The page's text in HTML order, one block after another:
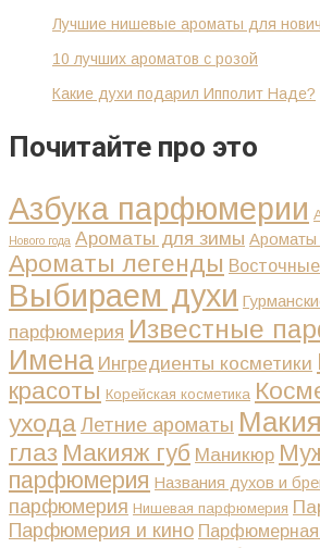
Лучшие нишевые ароматы для
10 лучших ароматов с розой
Какие духи подарил Ипполит Наде?
Почитайте про это
Азбука парфюмерии
Нового года Ароматы для зимы Ароматы
Ароматы легенды
Выбираем духи
парфюмерия Известные
Имена Ингредиенты косметики
красоты Корейская косметика
ухода Летние ароматы
глаз Макияж губ Маникюр
парфюмерия Названия духов и
парфюмерия Нишевая парфюмерия
Парфюмерия и кино Парфюмерная